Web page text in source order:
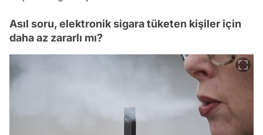
Asıl soru, elektronik sigara tüketen kişiler için
daha az zararlı mı?